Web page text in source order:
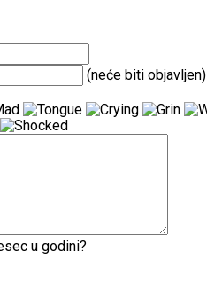
(neće biti objavljen)
u godini?